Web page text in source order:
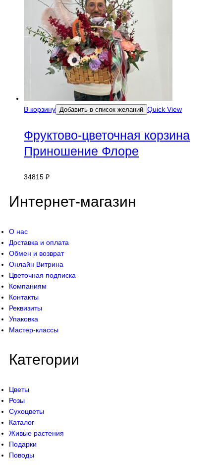
В корзину Добавить в список желаний Quick View
Фруктово-цветочная корзина
Приношение Флоре
34815 ₽
Интернет-магазин
О нас
Доставка и оплата
Обмен и возврат
Онлайн Витрина
Цветочная подписка
Компаниям
Контакты
Реквизиты
Упаковка
Мастер-классы
Категории
Цветы
Розы
Сухоцветы
Каталог
Живые растения
Подарки
Поводы